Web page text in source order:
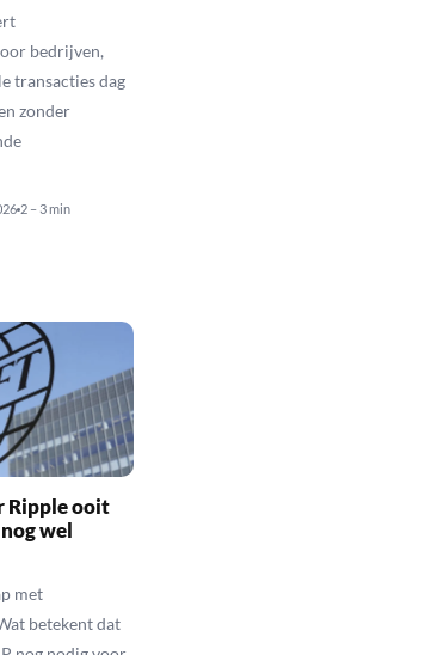
bedrijven,
transacties dag
zonder
2 – 3 min
Ripple ooit
wel
met
betekent dat